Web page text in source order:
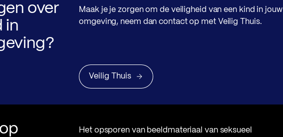
over
in
Maak je je zorgen om de veiligheid van een kind in jouw
omgeving, neem dan contact op met Veilig Thuis.
Veilig Thuis
Het opsporen van beeldmateriaal van seksueel